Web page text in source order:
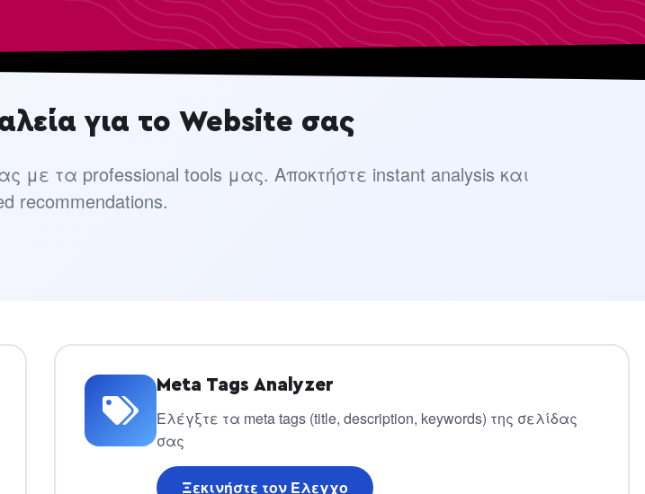
για το Website σας
με τα professional tools μας. Αποκτήστε instant analysis και
recommendations.
Meta Tags Analyzer
Ελέγξτε τα meta tags (title, description, keywords) της σελίδας
σας
Ξεκινήστε τον Έλεγχο